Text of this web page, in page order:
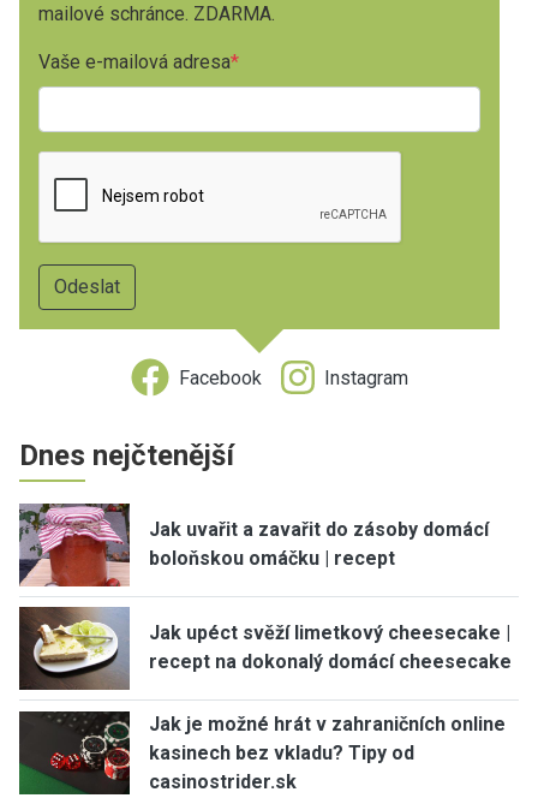
mailové schránce. ZDARMA.
Vaše e-mailová adresa
Facebook Instagram
Dnes nejčtenější
Jak uvařit a zavařit do zásoby domácí
boloňskou omáčku | recept
Jak upéct svěží limetkový cheesecake |
recept na dokonalý domácí cheesecake
Jak je možné hrát v zahraničních online
kasinech bez vkladu? Tipy od
casinostrider.sk